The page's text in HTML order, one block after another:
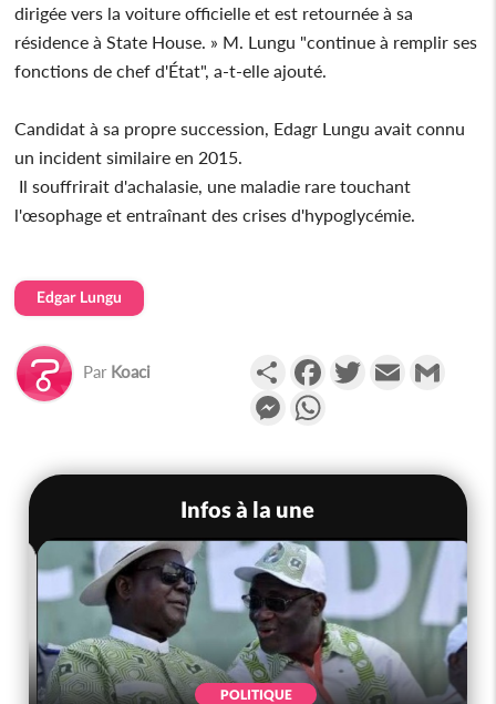
dirigée vers la voiture officielle et est retournée à sa
résidence à State House. » M. Lungu "continue à remplir ses
fonctions de chef d'État", a-t-elle ajouté.
Candidat à sa propre succession, Edagr Lungu avait connu
un incident similaire en 2015.
Il souffrirait d'achalasie, une maladie rare touchant
l'œsophage et entraînant des crises d'hypoglycémie.
Edgar Lungu
Par Koaci PartagerFacebookTwitterEmail
Messenger
Infos à la une
POLITIQUE